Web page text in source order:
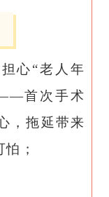
心“老人年
首次手术
，拖延带来
；